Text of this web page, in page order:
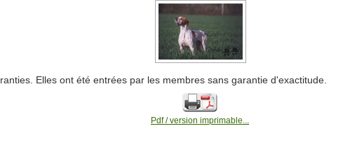
Elles ont été entrées par les membres sans garantie d'exactitude.
Pdf / version imprimable...